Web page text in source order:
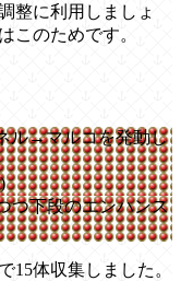
整に利用しましょ
このためです。
ル→マルコを発動し
つ下段のエンハンス
15体収集しました。